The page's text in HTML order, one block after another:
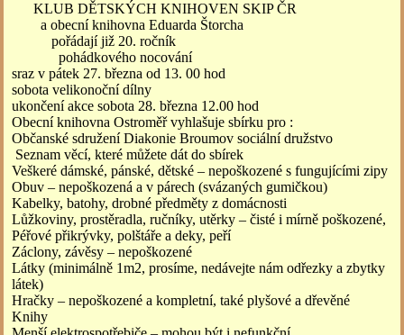
KLUB DĚTSKÝCH KNIHOVEN SKIP ČR
a obecní knihovna Eduarda Štorcha
pořádají již 20. ročník
pohádkového nocování
sraz v pátek 27. března od 13. 00 hod
sobota velikonoční dílny
ukončení akce sobota 28. března 12.00 hod
Obecní knihovna Ostroměř vyhlašuje sbírku pro :
Občanské sdružení Diakonie Broumov sociální družstvo
Seznam věcí, které můžete dát do sbírek
Veškeré dámské, pánské, dětské – nepoškozené s fungujícími zipy
Obuv – nepoškozená a v párech (svázaných gumičkou)
Kabelky, batohy, drobné předměty z domácnosti
Lůžkoviny, prostěradla, ručníky, utěrky – čisté i mírně poškozené,
Péřové přikrývky, polštáře a deky, peří
Záclony, závěsy – nepoškozené
Látky (minimálně 1m2, prosíme, nedávejte nám odřezky a zbytky
látek)
Hračky – nepoškozené a kompletní, také plyšové a dřevěné
Knihy